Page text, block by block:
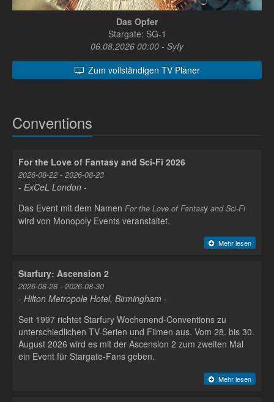
Das Opfer
Stargate: SG-1
06.08.2026 00:00 - Syfy
Zum vollständigen TV Planer
Conventions
For the Love of Fantasy and Sci-Fi 2026
2026-08-22 - 2026-08-23
- ExCeL London -
Das Event mit dem Namen For the Love of Fantasy and Sci-Fi
wird von Monopoly Events veranstaltet.
Mehr lesen
Starfury: Ascension 2
2026-08-28 - 2026-08-30
- Hilton Metropole Hotel, Birmingham -
Seit 1997 richtet Starfury Wochenend-Conventions zu
unterschiedlichen TV-Serien und Filmen aus. Vom 28. bis 30.
August 2026 wird es mit der Ascension 2 zum zweiten Mal
ein Event für Stargate-Fans geben.
Mehr lesen